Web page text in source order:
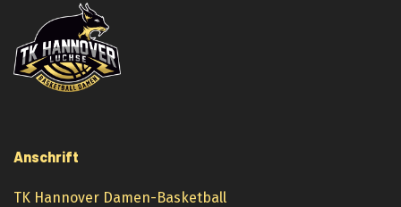
Anschrift
TK Hannover Damen-Basketball